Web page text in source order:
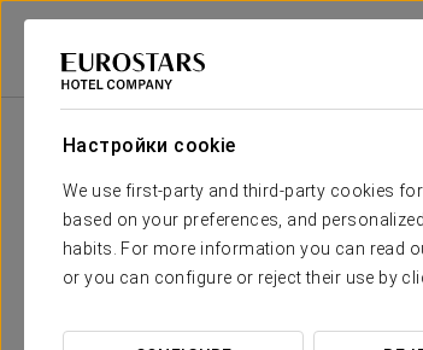
Настройки cookie
We use first-party and third-party cookies
based on your preferences, and
habits. For more information you can read
or you can configure or reject their use by
Eurostars Hotel Company